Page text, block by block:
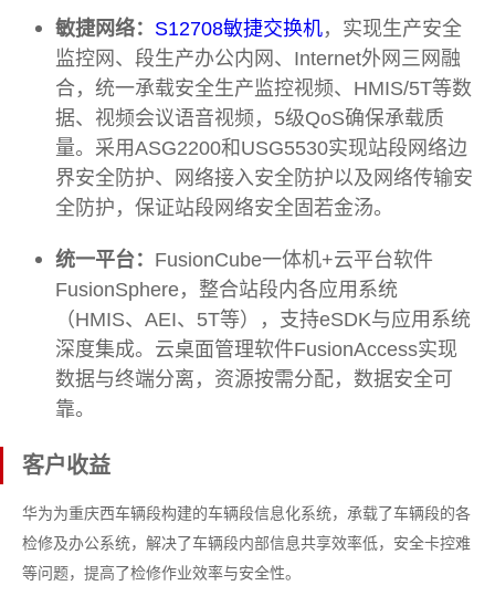
敏捷网络： S12708敏捷交换机，实现生产安全
监控网、段生产办公内网、Internet外网三网融
合，统一承载安全生产监控视频、HMIS/5T等数
据、视频会议语音视频，5级QoS确保承载质
量。采用ASG2200和USG5530实现站段网络边
界安全防护、网络接入安全防护以及网络传输安
全防护，保证站段网络安全固若金汤。
统一平台： FusionCube一体机+云平台软件
FusionSphere，整合站段内各应用系统
（HMIS、AEI、5T等），支持eSDK与应用系统
深度集成。云桌面管理软件FusionAccess实现
数据与终端分离，资源按需分配，数据安全可
靠。
客户收益
华为为重庆西车辆段构建的车辆段信息化系统，承载了车辆段的各
检修及办公系统，解决了车辆段内部信息共享效率低，安全卡控难
等问题，提高了检修作业效率与安全性。